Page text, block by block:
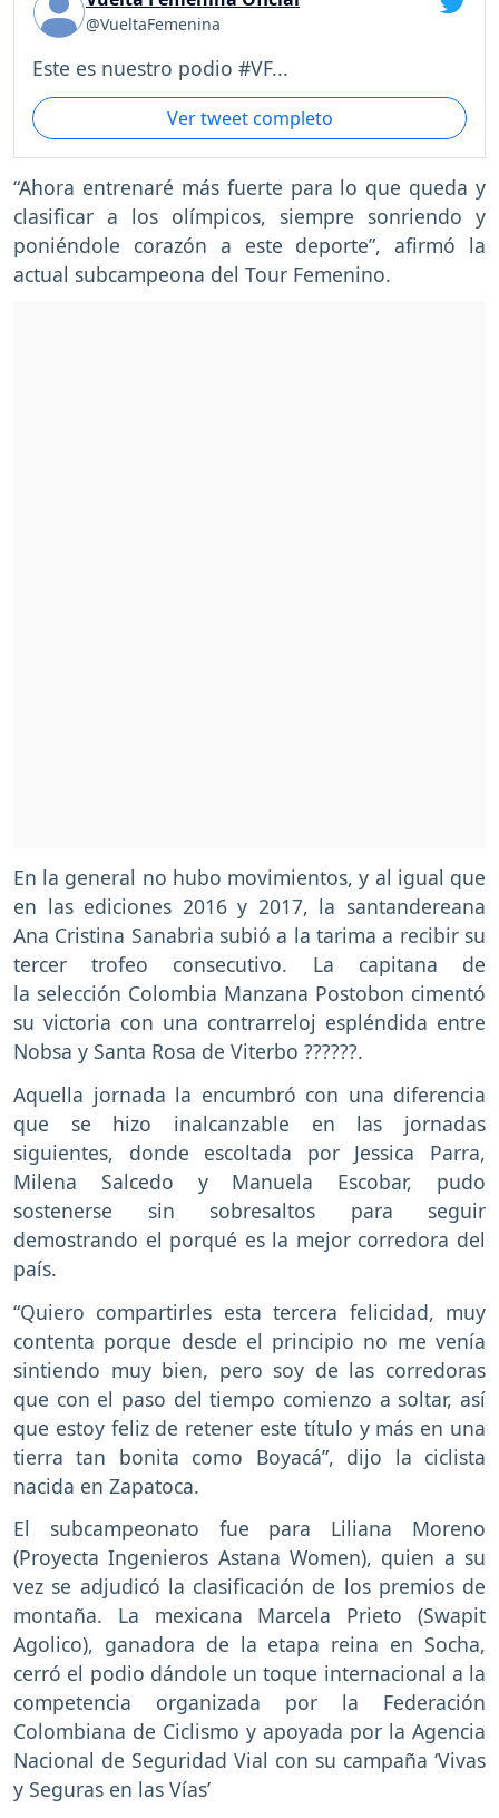
@VueltaFemenina
Este es nuestro podio #VF...
Ver tweet completo
“Ahora entrenaré más fuerte para lo que queda y
clasificar a los olímpicos, siempre sonriendo y
poniéndole corazón a este deporte”, afirmó la
actual subcampeona del Tour Femenino.
En la general no hubo movimientos, y al igual que
en las ediciones 2016 y 2017, la santandereana
Ana Cristina Sanabria subió a la tarima a recibir su
tercer trofeo consecutivo. La capitana de
la selección Colombia Manzana Postobon cimentó
su victoria con una contrarreloj espléndida entre
Nobsa y Santa Rosa de Viterbo ??????.
Aquella jornada la encumbró con una diferencia
que se hizo inalcanzable en las jornadas
siguientes, donde escoltada por Jessica Parra,
Milena Salcedo y Manuela Escobar, pudo
sostenerse sin sobresaltos para seguir
demostrando el porqué es la mejor corredora del
país.
“Quiero compartirles esta tercera felicidad, muy
contenta porque desde el principio no me venía
sintiendo muy bien, pero soy de las corredoras
que con el paso del tiempo comienzo a soltar, así
que estoy feliz de retener este título y más en una
tierra tan bonita como Boyacá”, dijo la ciclista
nacida en Zapatoca.
El subcampeonato fue para Liliana Moreno
(Proyecta Ingenieros Astana Women), quien a su
vez se adjudicó la clasificación de los premios de
montaña. La mexicana Marcela Prieto (Swapit
Agolico), ganadora de la etapa reina en Socha,
cerró el podio dándole un toque internacional a la
competencia organizada por la Federación
Colombiana de Ciclismo y apoyada por la Agencia
Nacional de Seguridad Vial con su campaña ‘Vivas
y Seguras en las Vías’